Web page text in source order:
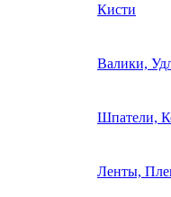
Кисти
Валики,
Шпатели,
Ленты,